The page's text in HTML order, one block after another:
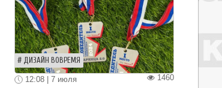
ДИЗАЙН ВОВРЕМЯ
1460
12:08 | 7 июля